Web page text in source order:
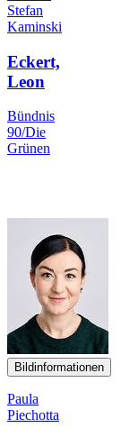
Stefan
Kaminski
Eckert,
Leon
Bündnis
90/Die
Grünen
Bildinformationen
Paula
Piechotta